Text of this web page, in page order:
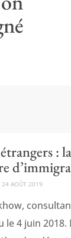
: la
24 AOÛT 2019
le 4 juin 2018.